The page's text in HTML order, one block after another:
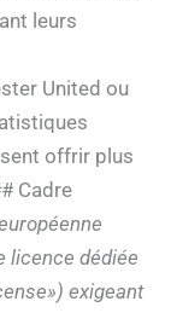
leurs
United ou
offrir plus
Cadre
licence dédiée
exigeant